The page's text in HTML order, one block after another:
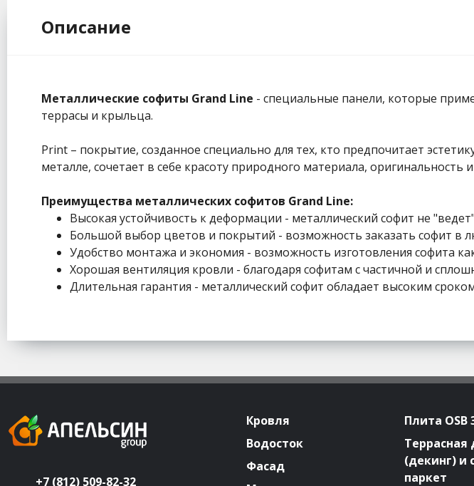
Описание
Металлические софиты Grand Line - специальные панели, которые
террасы и крыльца.
Print – покрытие, созданное специально для тех, кто предпочитает
металле, сочетает в себе красоту природного материала, оригинальность
Преимущества металлических софитов Grand Line:
Высокая устойчивость к деформации - металлический софит не
Большой выбор цветов и покрытий - возможность заказать софит в
Удобство монтажа и экономия - возможность изготовления софита
Хорошая вентиляция кровли - благодаря софитам с частичной и
Длительная гарантия - металлический софит обладает высоким
+7 (812) 509-82-32
Кровля
Водосток
Фасад
Плита OSB
Террасная
(декинг) и
паркет